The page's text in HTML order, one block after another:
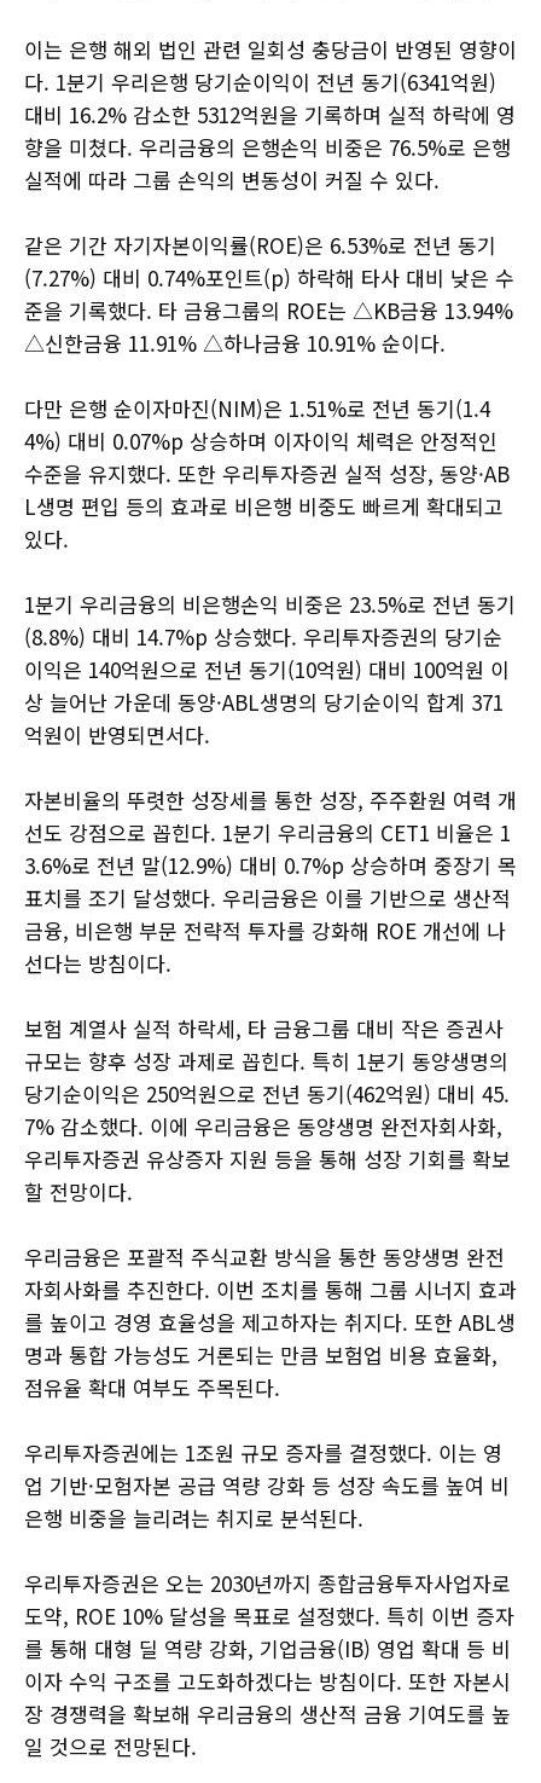
이는 은행 해외 법인 관련 일회성 충당금이 반영된 영향이
다. 1분기 우리은행 당기순이익이 전년 동기(6341억원)
대비 16.2% 감소한 5312억원을 기록하며 실적 하락에 영
향을 미쳤다. 우리금융의 은행손익 비중은 76.5%로 은행
실적에 따라 그룹 손익의 변동성이 커질 수 있다.
같은 기간 자기자본이익률(ROE)은 6.53%로 전년 동기
(7.27%) 대비 0.74%포인트(p) 하락해 타사 대비 낮은 수
준을 기록했다. 타 금융그룹의 ROE는 △KB금융 13.94%
△신한금융 11.91% △하나금융 10.91% 순이다.
다만 은행 순이자마진(NIM)은 1.51%로 전년 동기(1.4
4%) 대비 0.07%p 상승하며 이자이익 체력은 안정적인
수준을 유지했다. 또한 우리투자증권 실적 성장, 동양·AB
L생명 편입 등의 효과로 비은행 비중도 빠르게 확대되고
있다.
1분기 우리금융의 비은행손익 비중은 23.5%로 전년 동기
(8.8%) 대비 14.7%p 상승했다. 우리투자증권의 당기순
이익은 140억원으로 전년 동기(10억원) 대비 100억원 이
상 늘어난 가운데 동양·ABL생명의 당기순이익 합계 371
억원이 반영되면서다.
자본비율의 뚜렷한 성장세를 통한 성장, 주주환원 여력 개
선도 강점으로 꼽힌다. 1분기 우리금융의 CET1 비율은 1
3.6%로 전년 말(12.9%) 대비 0.7%p 상승하며 중장기 목
표치를 조기 달성했다. 우리금융은 이를 기반으로 생산적
금융, 비은행 부문 전략적 투자를 강화해 ROE 개선에 나
선다는 방침이다.
보험 계열사 실적 하락세, 타 금융그룹 대비 작은 증권사
규모는 향후 성장 과제로 꼽힌다. 특히 1분기 동양생명의
당기순이익은 250억원으로 전년 동기(462억원) 대비 45.
7% 감소했다. 이에 우리금융은 동양생명 완전자회사화,
우리투자증권 유상증자 지원 등을 통해 성장 기회를 확보
할 전망이다.
우리금융은 포괄적 주식교환 방식을 통한 동양생명 완전
자회사화를 추진한다. 이번 조치를 통해 그룹 시너지 효과
를 높이고 경영 효율성을 제고하자는 취지다. 또한 ABL생
명과 통합 가능성도 거론되는 만큼 보험업 비용 효율화,
점유율 확대 여부도 주목된다.
우리투자증권에는 1조원 규모 증자를 결정했다. 이는 영
업 기반·모험자본 공급 역량 강화 등 성장 속도를 높여 비
은행 비중을 늘리려는 취지로 분석된다.
우리투자증권은 오는 2030년까지 종합금융투자사업자로
도약, ROE 10% 달성을 목표로 설정했다. 특히 이번 증자
를 통해 대형 딜 역량 강화, 기업금융(IB) 영업 확대 등 비
이자 수익 구조를 고도화하겠다는 방침이다. 또한 자본시
장 경쟁력을 확보해 우리금융의 생산적 금융 기여도를 높
일 것으로 전망된다.